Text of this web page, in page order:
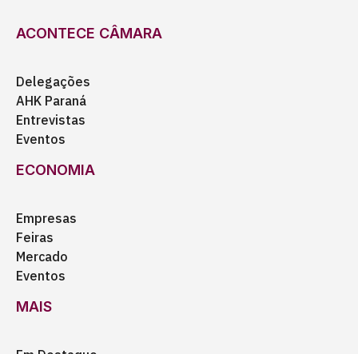
ACONTECE CÂMARA
Delegações
AHK Paraná
Entrevistas
Eventos
ECONOMIA
Empresas
Feiras
Mercado
Eventos
MAIS